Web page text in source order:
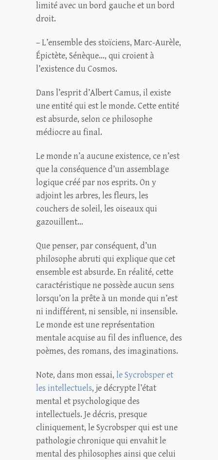
limité avec un bord gauche et un bord
droit.
– L’ensemble des stoïciens, Marc-Aurèle,
Épictète, Sénèque…, qui croient à
l’existence du Cosmos.
Dans l’esprit d’Albert Camus, il existe
une entité qui est le monde. Cette entité
est absurde, selon ce philosophe
médiocre au final.
Le monde n’a aucune existence, ce n’est
que la conséquence d’un assemblage
logique créé par nos esprits. On y
adjoint les arbres, les fleurs, les
couchers de soleil, les oiseaux qui
gazouillent…
Que penser, par conséquent, d’un
philosophe abruti qui explique que cet
ensemble est absurde. En réalité, cette
caractéristique ne possède aucun sens
lorsqu’on la prête à un monde qui n’est
ni indifférent, ni sensible, ni insensible.
Le monde est une représentation
mentale acquise au fil des influence, des
poèmes, des romans, des imaginations.
Note, dans mon essai, le Sycrobsper et
les intellectuels, je décrypte l’état
mental et psychologique des
intellectuels. Je décris, presque
cliniquement, le Sycrobsper qui est une
pathologie chronique qui envahit le
mental des philosophes ainsi que celui